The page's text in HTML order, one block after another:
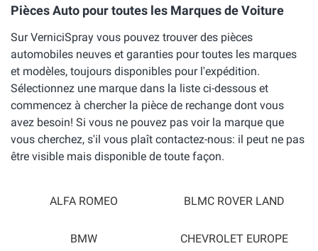
Pièces Auto pour toutes les Marques de Voiture
Sur VerniciSpray vous pouvez trouver des pièces
automobiles neuves et garanties pour toutes les marques
et modèles, toujours disponibles pour l'expédition.
Sélectionnez une marque dans la liste ci-dessous et
commencez à chercher la pièce de rechange dont vous
avez besoin! Si vous ne pouvez pas voir la marque que
vous cherchez, s'il vous plaît contactez-nous: il peut ne pas
être visible mais disponible de toute façon.
ALFA ROMEO BLMC ROVER LAND
BMW CHEVROLET EUROPE